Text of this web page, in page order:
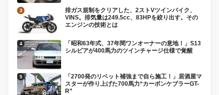
排ガス規制をクリアした、2ストVツインバイク、
VINS。排気量は249.5cc、83HPを絞り出す。その
エンジンの技術とは
「昭和63年式、37年間ワンオーナーの意地！」S13
シルビアが400馬力のツインチャージ仕様で覚醒
「2700発のリベット補強まで自ら施工！」居酒屋マ
スターが作り上げた700馬力“カーボンケブラーGT-
R”